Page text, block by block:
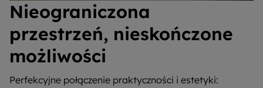
Nieograniczona
przestrzeń, nieskończone
możliwości
Perfekcyjne połączenie praktyczności i estetyki: